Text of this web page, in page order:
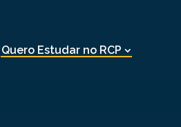
Quero Estudar no RCP